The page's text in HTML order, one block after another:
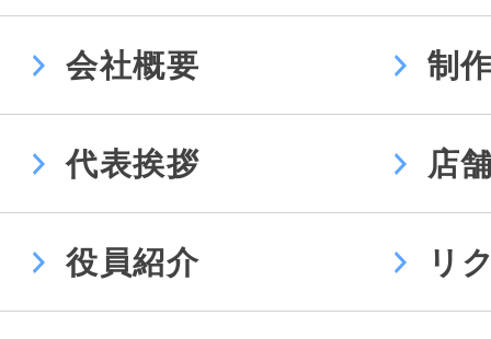
会社概要 制
代表挨拶 店
役員紹介 リ